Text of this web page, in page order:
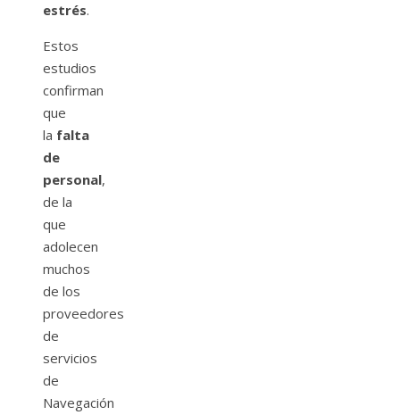
estrés.
Estos
estudios
confirman
que
la falta
de
personal,
de la
que
adolecen
muchos
de los
proveedores
de
servicios
de
Navegación